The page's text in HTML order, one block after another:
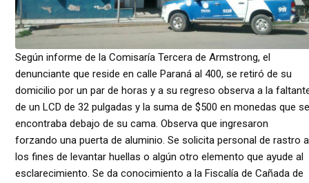
Según informe de la Comisaría Tercera de Armstrong, el
denunciante que reside en calle Paraná al 400, se retiró de su
domicilio por un par de horas y a su regreso observa a la
de un LCD de 32 pulgadas y la suma de $500 en monedas que se
encontraba debajo de su cama. Observa que ingresaron
forzando una puerta de aluminio. Se solicita personal de rastro a
los fines de levantar huellas o algún otro elemento que ayude al
esclarecimiento. Se da conocimiento a la Fiscalía de Cañada de